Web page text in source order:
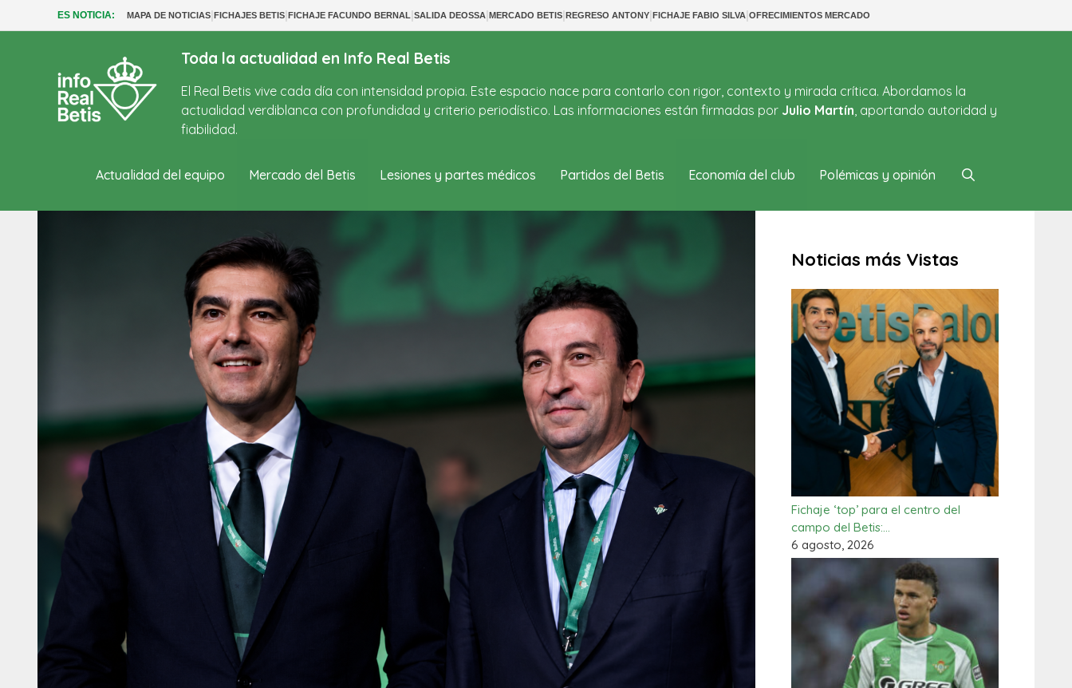
ES NOTICIA: MAPA DE NOTICIAS|FICHAJES BETIS|FICHAJE FACUNDO BERNAL|SALIDA DEOSSA|MERCADO BETIS|REGRESO ANTONY|FICHAJE FABIO SILVA|OFRECIMIENTOS MERCADO
Toda la actualidad en Info Real Betis
El Real Betis vive cada día con intensidad propia. Este espacio nace para contarlo con rigor, contexto y mirada crítica. Abordamos la
actualidad verdiblanca con profundidad y criterio periodístico. Las informaciones están firmadas por Julio Martín, aportando autoridad y
fiabilidad.
Actualidad del equipo Mercado del Betis Lesiones y partes médicos Partidos del Betis Economía del club Polémicas y opinión
Noticias más Vistas
Fichaje ‘top’ para el centro del
campo del Betis:…
6 agosto, 2026